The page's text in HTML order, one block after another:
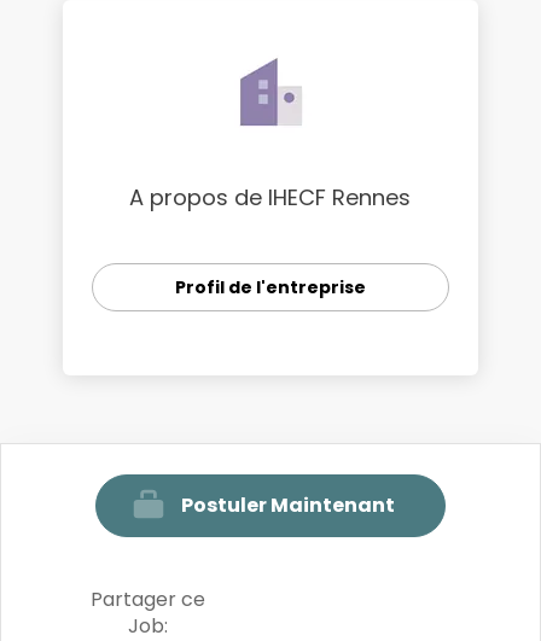
A propos de IHECF Rennes
Profil de l'entreprise
Postuler Maintenant
Partager ce
Job: